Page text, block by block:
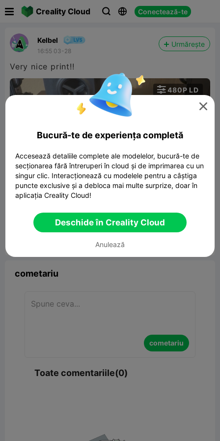
Creality Cloud   Conectează-te
Kelbel
16:55 03-28
Urmărește
Very nice print!!
00:21

480P LD
7.95MB Model 3D înrudit
4
cometariu
cometariu
Toate comentariile(0)

Bucură-te de experiența completă
Accesează detaliile complete ale modelelor, bucură-te de
secționarea fără întreruperi în cloud și de imprimarea cu un
singur clic. Interacționează cu modelele pentru a câștiga
puncte exclusive și a debloca mai multe surprize, doar în
aplicația Creality Cloud!
Deschide în Creality Cloud
Anulează